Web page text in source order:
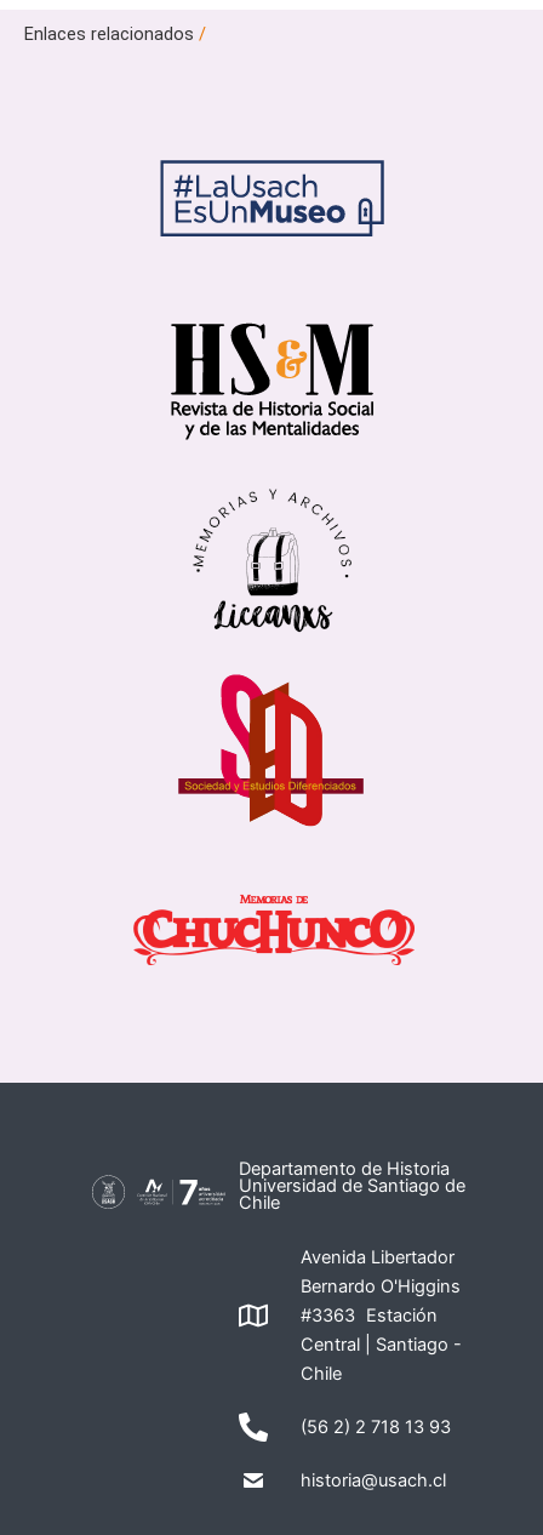
Enlaces relacionados /
Departamento de Historia
Universidad de Santiago de
Chile
Avenida Libertador
Bernardo O'Higgins
#3363 Estación
Central | Santiago -
Chile
(56 2) 2 718 13 93
historia@usach.cl